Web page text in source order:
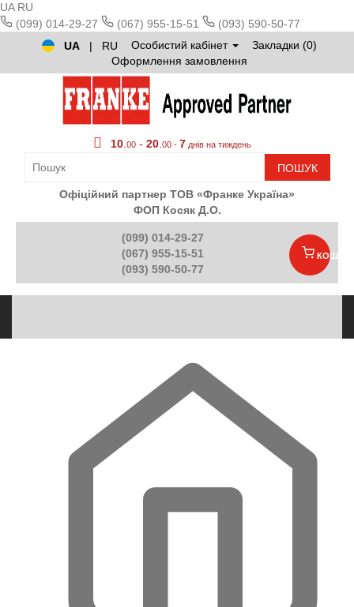
UA RU
(099) 014-29-27
(067) 955-15-51
(093) 590-50-77
UA
| RU Особистий кабінет
Закладки (0)
Оформлення замовлення
10 00 - 20 00 - 7 днів на тиждень
ПОШУК
Офіційний партнер ТОВ «Франке Україна»
ФОП Косяк Д.О.
(099) 014-29-27
(067) 955-15-51
(093) 590-50-77
КОШИК